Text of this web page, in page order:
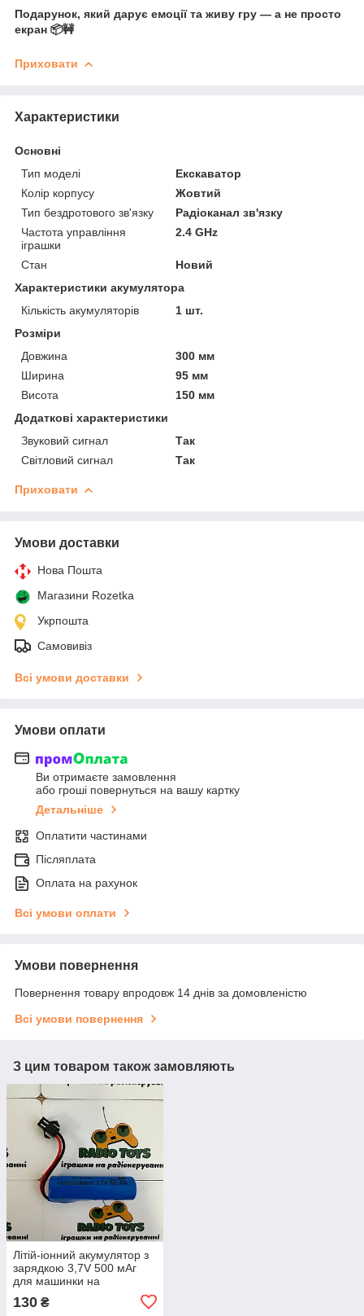
Подарунок, який дарує емоції та живу гру — а не просто
екран 📦🚧
Приховати
Характеристики
Основні
Тип моделі
Екскаватор
Колір корпусу
Жовтий
Тип бездротового зв'язку
Радіоканал зв'язку
Частота управління
іграшки
2.4 GHz
Стан
Новий
Характеристики акумулятора
Кількість акумуляторів
1 шт.
Розміри
Довжина
300 мм
Ширина
95 мм
Висота
150 мм
Додаткові характеристики
Звуковий сигнал
Так
Світловий сигнал
Так
Приховати
Умови доставки
Нова Пошта
Магазини Rozetka
Укрпошта
Самовивіз
Всі умови доставки
Умови оплати
Ви отримаєте замовлення
або гроші повернуться на вашу картку
Детальніше
Оплатити частинами
Післяплата
Оплата на рахунок
Всі умови оплати
Умови повернення
Повернення товару впродовж 14 днів за домовленістю
Всі умови повернення
З цим товаром також замовляють
Літій-іонний акумулятор з
зарядкою 3,7V 500 мАг
для машинки на
радіокеруванні та дитячих
іграшок Li-Ion 14500
130 ₴